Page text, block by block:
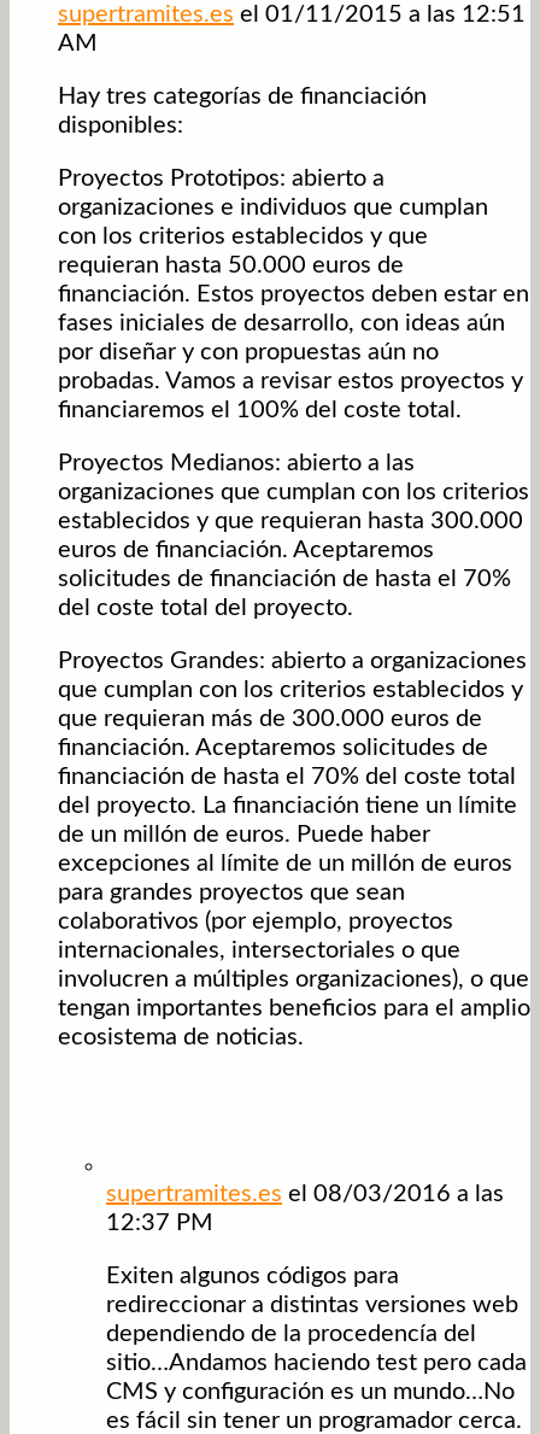
supertramites.es el 01/11/2015 a las 12:51
AM
Hay tres categorías de financiación
disponibles:
Proyectos Prototipos: abierto a
organizaciones e individuos que cumplan
con los criterios establecidos y que
requieran hasta 50.000 euros de
financiación. Estos proyectos deben estar en
fases iniciales de desarrollo, con ideas aún
por diseñar y con propuestas aún no
probadas. Vamos a revisar estos proyectos y
financiaremos el 100% del coste total.
Proyectos Medianos: abierto a las
organizaciones que cumplan con los criterios
establecidos y que requieran hasta 300.000
euros de financiación. Aceptaremos
solicitudes de financiación de hasta el 70%
del coste total del proyecto.
Proyectos Grandes: abierto a organizaciones
que cumplan con los criterios establecidos y
que requieran más de 300.000 euros de
financiación. Aceptaremos solicitudes de
financiación de hasta el 70% del coste total
del proyecto. La financiación tiene un límite
de un millón de euros. Puede haber
excepciones al límite de un millón de euros
para grandes proyectos que sean
colaborativos (por ejemplo, proyectos
internacionales, intersectoriales o que
involucren a múltiples organizaciones), o que
tengan importantes beneficios para el amplio
ecosistema de noticias.
supertramites.es el 08/03/2016 a las
12:37 PM
Exiten algunos códigos para
redireccionar a distintas versiones web
dependiendo de la procedencía del
sitio…Andamos haciendo test pero cada
CMS y configuración es un mundo…No
es fácil sin tener un programador cerca.